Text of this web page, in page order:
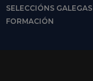
SELECCIÓNS GALEGAS
FORMACIÓN